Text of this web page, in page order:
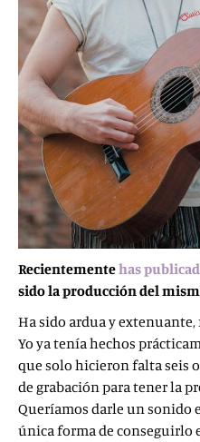
Recientementehas
sido la producción del
Ha sido ardua y
Yo ya tenía hechos
que solo hicieron falta seis
de grabación para tener la
Queríamos darle un sonido
única forma de conseguirlo